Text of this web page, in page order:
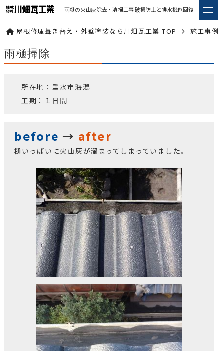
雨樋の火山灰除去・清掃工事 破損防止と排水機能回復
屋根修理葺き替え・外壁塗装なら川畑瓦工業 TOP 施工事
雨樋掃除
所在地：垂水市海潟
工期：１日間
before → after
樋いっぱいに火山灰が溜まってしまっていました。